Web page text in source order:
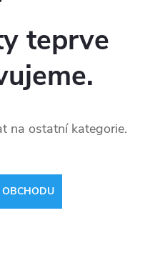
teprve
na ostatní kategorie.